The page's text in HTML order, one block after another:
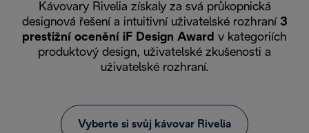
Kávovary Rivelia získaly za svá průkopnická
designová řešení a intuitivní uživatelské rozhraní 3
prestižní ocenění iF Design Award v kategoriích
produktový design, uživatelské zkušenosti a
uživatelské rozhraní.
Vyberte si svůj kávovar Rivelia